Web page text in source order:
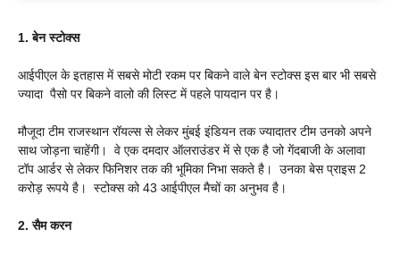
1.बेन स्टोक्स
आईपीएल के इतहास में सबसे मोटी रकम पर बिकने वाले बेन स्टोक्स इस बार भी सबसे
ज्यादा पैसो पर बिकने वालो की लिस्ट में पहले पायदान पर है।
मौजूदा टीम राजस्थान रॉयल्स से लेकर मुंबई इंडियन तक ज्यादातर टीम उनको अपने
साथ जोड़ना चाहेंगी। वे एक दमदार ऑलराउंडर में से एक है जो गेंदबाजी के अलावा
टॉप आर्डर से लेकर फिनिशर तक की भूमिका निभा सकते है। उनका बेस प्राइस 2
करोड़ रूपये है। स्टोक्स को 43 आईपीएल मैचों का अनुभव है।
2.सैम करन